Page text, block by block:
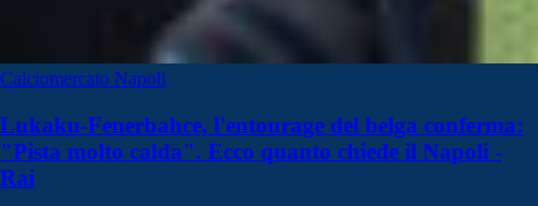
Calciomercato Napoli
Lukaku-Fenerbahce, l'entourage del belga conferma:
"Pista molto calda". Ecco quanto chiede il Napoli -
Rai